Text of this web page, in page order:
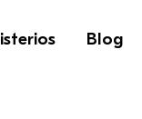
Blog